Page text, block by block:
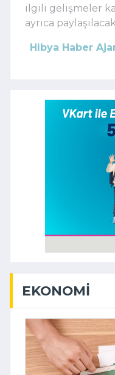
ilgili gelişmeler
ayrıca
Hibya Haber
EKONOMI